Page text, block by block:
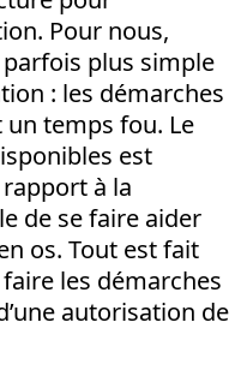
Pour nous,
plus simple
: les démarches
temps fou. Le
est
à la
de se faire aider
os. Tout est fait
les démarches
autorisation de